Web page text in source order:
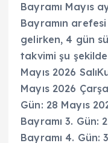
Bayramı Mayıs
Bayramın
gelirken, 4 gün
takvimi şu
Mayıs 2026
Mayıs 2026
Gün: 28 Mayıs
Bayramı 3. Gün:
Bayramı 4. Gün: